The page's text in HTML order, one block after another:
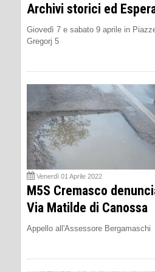
Archivi storici ed
Giovedì 7 e sabato 9 aprile in
Gregorj 5
Venerdì 01 Aprile 2022
M5S Cremasco
Via Matilde di Canossa
Appello all'Assessore Bergamaschi